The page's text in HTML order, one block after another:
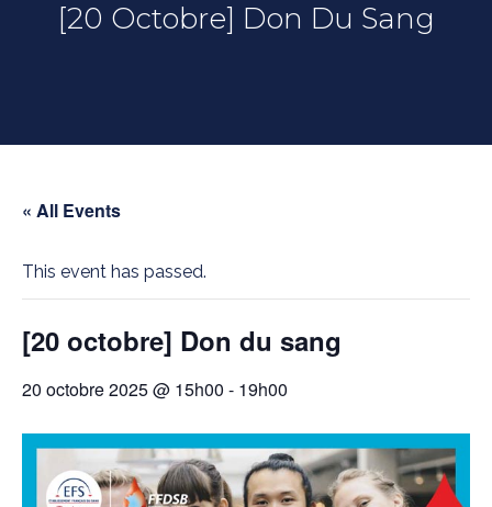
[20 Octobre] Don Du Sang
« All Events
This event has passed.
[20 octobre] Don du sang
20 octobre 2025 @ 15h00 - 19h00